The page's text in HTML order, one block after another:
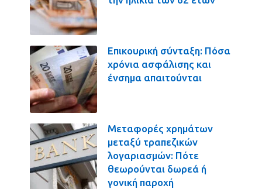
Επικουρική σύνταξη: Πόσα
χρόνια ασφάλισης και
ένσημα απαιτούνται
Μεταφορές χρημάτων
μεταξύ τραπεζικών
λογαριασμών: Πότε
θεωρούνται δωρεά ή
γονική παροχή